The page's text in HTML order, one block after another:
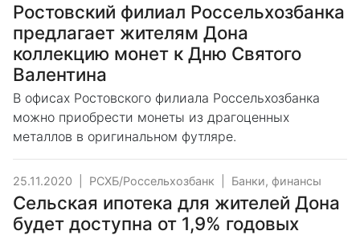
Ростовский филиал Россельхозбанка
предлагает жителям Дона
коллекцию монет к Дню Святого
Валентина
В офисах Ростовского филиала Россельхозбанка
можно приобрести монеты из драгоценных
металлов в оригинальном футляре.
25.11.2020 РСХБ/Россельхозбанк Банки, финансы
Сельская ипотека для жителей Дона
будет доступна от 1,9% годовых